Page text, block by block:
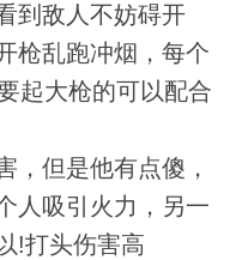
到敌人不妨碍开
枪乱跑冲烟，每个
起大枪的可以配合
，但是他有点傻，
人吸引火力，另一
!打头伤害高